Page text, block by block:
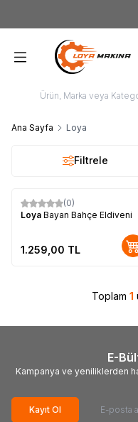
Ana Sayfa Loya
Filtrele
(0)
Loya Bayan Bahçe Eldiveni
1.259,00 TL
Toplam 1
E-
Kampanya ve yeniliklerden
Kayıt Ol